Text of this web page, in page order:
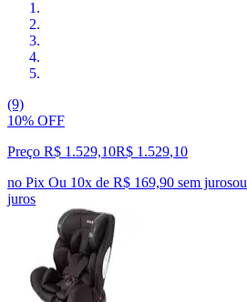
(9)
10% OFF
Preço R$ 1.529,10R$ 1.529,10
no Pix Ou 10x de R$ 169,90 sem jurosou
juros